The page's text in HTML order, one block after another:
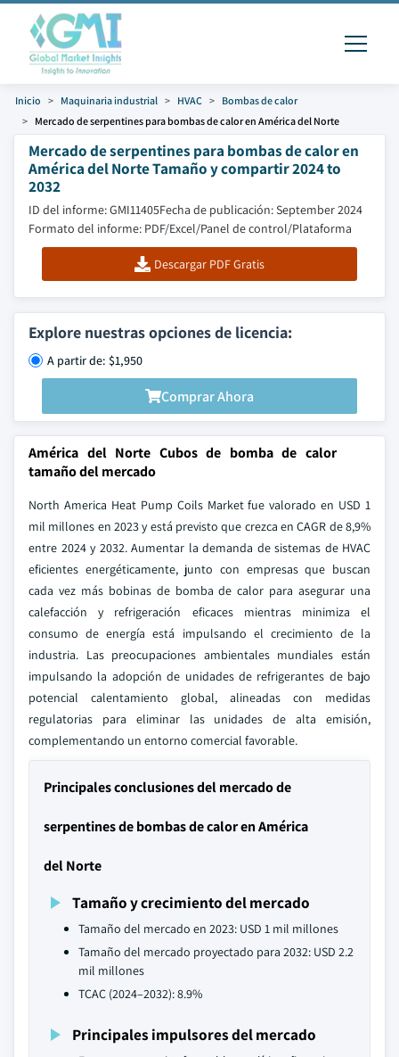
Inicio Maquinaria industrial HVAC
Bombas de calor
Mercado de serpentines para bombas de calor en América del Norte
Mercado de serpentines para bombas de calor en
América del Norte Tamaño y compartir 2024 to
2032
ID del informe: GMI11405Fecha de publicación: September 2024
Formato del informe: PDF/Excel/Panel de control/Plataforma
Descargar PDF Gratis
Explore nuestras opciones de licencia:
A partir de: $1,950
Comprar Ahora
América del Norte Cubos de bomba de calor
tamaño del mercado
North America Heat Pump Coils Market fue valorado en USD 1
mil millones en 2023 y está previsto que crezca en CAGR de 8,9%
entre 2024 y 2032. Aumentar la demanda de sistemas de HVAC
eficientes energéticamente, junto con empresas que buscan
cada vez más bobinas de bomba de calor para asegurar una
calefacción y refrigeración eficaces mientras minimiza el
consumo de energía está impulsando el crecimiento de la
industria. Las preocupaciones ambientales mundiales están
impulsando la adopción de unidades de refrigerantes de bajo
potencial calentamiento global, alineadas con medidas
regulatorias para eliminar las unidades de alta emisión,
complementando un entorno comercial favorable.
Principales conclusiones del mercado de
serpentines de bombas de calor en América
del Norte
Tamaño y crecimiento del mercado
Tamaño del mercado en 2023: USD 1 mil millones
Tamaño del mercado proyectado para 2032: USD 2.2
mil millones
TCAC (2024–2032): 8.9%
Principales impulsores del mercado